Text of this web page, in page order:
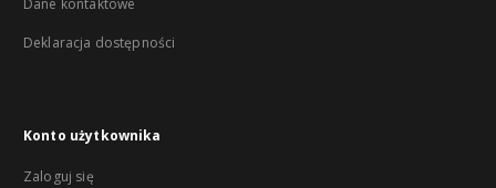
Dane kontaktowe
Deklaracja dostępności
Konto użytkownika
Zaloguj się